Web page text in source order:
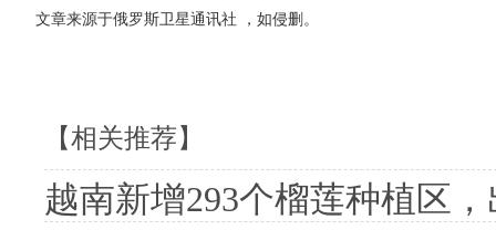
文章来源于俄罗斯卫星通讯社 ，如侵删。
【相关推荐】
越南新增293个榴莲种植区